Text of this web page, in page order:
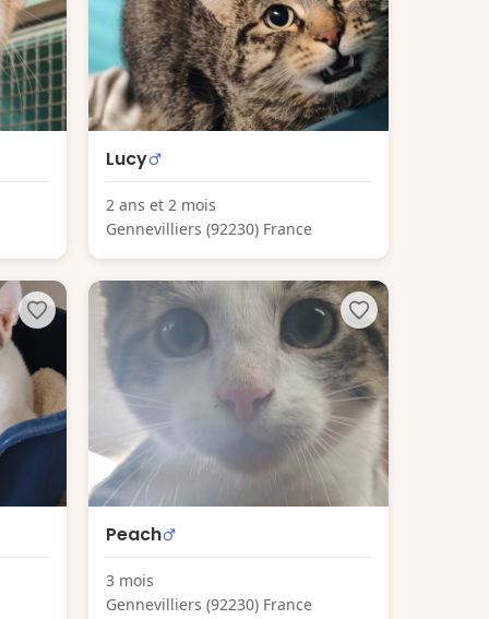
Lucy
2 ans et 2 mois
Gennevilliers (92230) France
Peach
3 mois
Gennevilliers (92230) France